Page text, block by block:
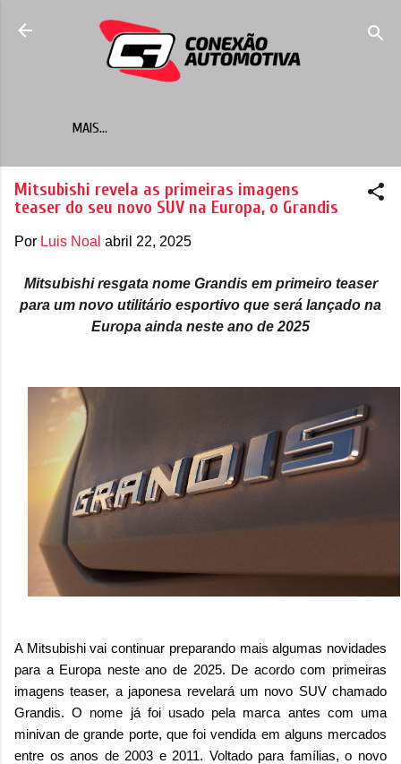
Pular para o conteúdo principal
MAIS…
Mitsubishi revela as primeiras imagens
teaser do seu novo SUV na Europa, o Grandis
Por Luis Noal abril 22, 2025
Mitsubishi resgata nome Grandis em primeiro teaser
para um novo utilitário esportivo que será lançado na
Europa ainda neste ano de 2025
A Mitsubishi vai continuar preparando mais algumas novidades
para a Europa neste ano de 2025. De acordo com primeiras
imagens teaser, a japonesa revelará um novo SUV chamado
Grandis. O nome já foi usado pela marca antes com uma
minivan de grande porte, que foi vendida em alguns mercados
entre os anos de 2003 e 2011. Voltado para famílias, o novo